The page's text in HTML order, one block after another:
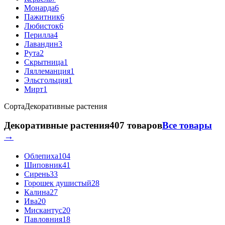
Монарда6
Пажитник6
Любисток6
Перилла4
Лавандин3
Рута2
Скрытница1
Ляллеманция1
Эльсгольция1
Мирт1
СортаДекоративные растения
Декоративные растения407 товаровВсе товары
→
Облепиха104
Шиповник41
Сирень33
Горошек душистый28
Калина27
Ива20
Мискантус20
Павловния18